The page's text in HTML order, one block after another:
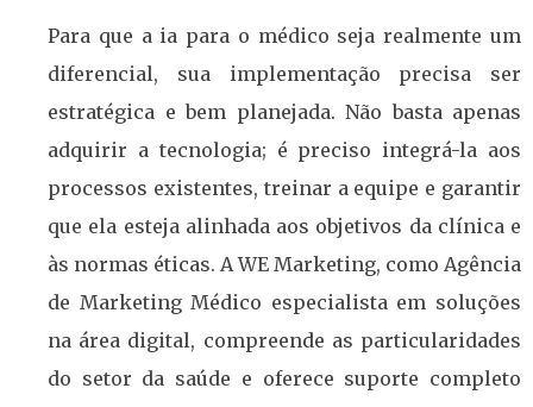
Para que a ia para o médico seja realmente um
diferencial, sua implementação precisa ser
estratégica e bem planejada. Não basta apenas
adquirir a tecnologia; é preciso integrá-la aos
processos existentes, treinar a equipe e garantir
que ela esteja alinhada aos objetivos da clínica e
às normas éticas. A WE Marketing, como Agência
de Marketing Médico especialista em soluções
na área digital, compreende as particularidades
do setor da saúde e oferece suporte completo